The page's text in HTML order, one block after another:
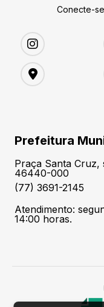
Conecte-
Prefeitura
Praça Santa
46440-000
(77) 3691-2145
Atendimento:
14:00 horas.